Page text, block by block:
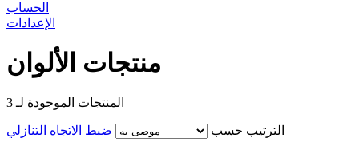
الحساب
الإعدادات
منتجات الألوان
3 المنتجات الموجودة لـ
الترتيب حسب ضبط الاتجاه التنازلي